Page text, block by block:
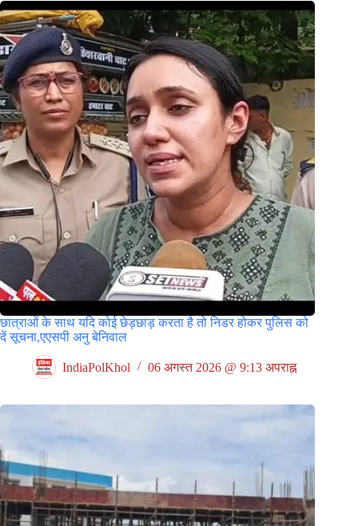
छात्राओं के साथ यदि कोई छेड़छाड़ करता है तो निडर होकर पुलिस को
दें सूचना,एएसपी अनु बेनिवाल
IndiaPolKhol 06 अगस्त 2026 @ 9:13 अपराह्न